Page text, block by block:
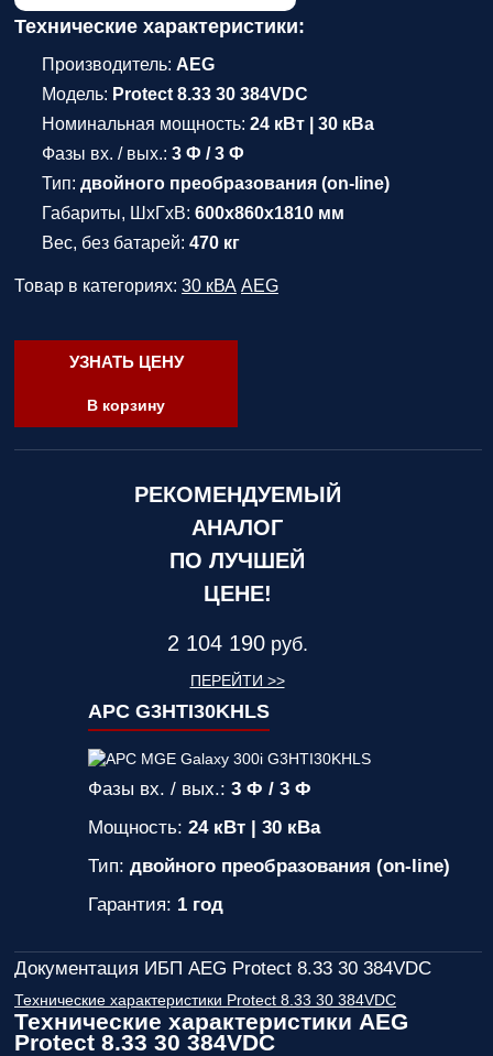
Технические характеристики:
Производитель: AEG
Модель: Protect 8.33 30 384VDC
Номинальная мощность: 24 кВт | 30 кВа
Фазы вх. / вых.: 3 Ф / 3 Ф
Тип: двойного преобразования (on-line)
Габариты, ШхГхВ: 600х860х1810 мм
Вес, без батарей: 470 кг
Товар в категориях: 30 кВА AEG
УЗНАТЬ ЦЕНУ
В корзину
РЕКОМЕНДУЕМЫЙ
АНАЛОГ
ПО ЛУЧШЕЙ
ЦЕНЕ!
2 104 190 руб.
ПЕРЕЙТИ >>
APC G3HTI30KHLS
Фазы вх. / вых.:3 Ф / 3 Ф
Мощность:24 кВт | 30 кВа
Тип:двойного преобразования (on-line)
Гарантия: 1 год
Документация ИБП AEG Protect 8.33 30 384VDC
Технические характеристики Protect 8.33 30 384VDC
Технические характеристики AEG
Protect 8.33 30 384VDC